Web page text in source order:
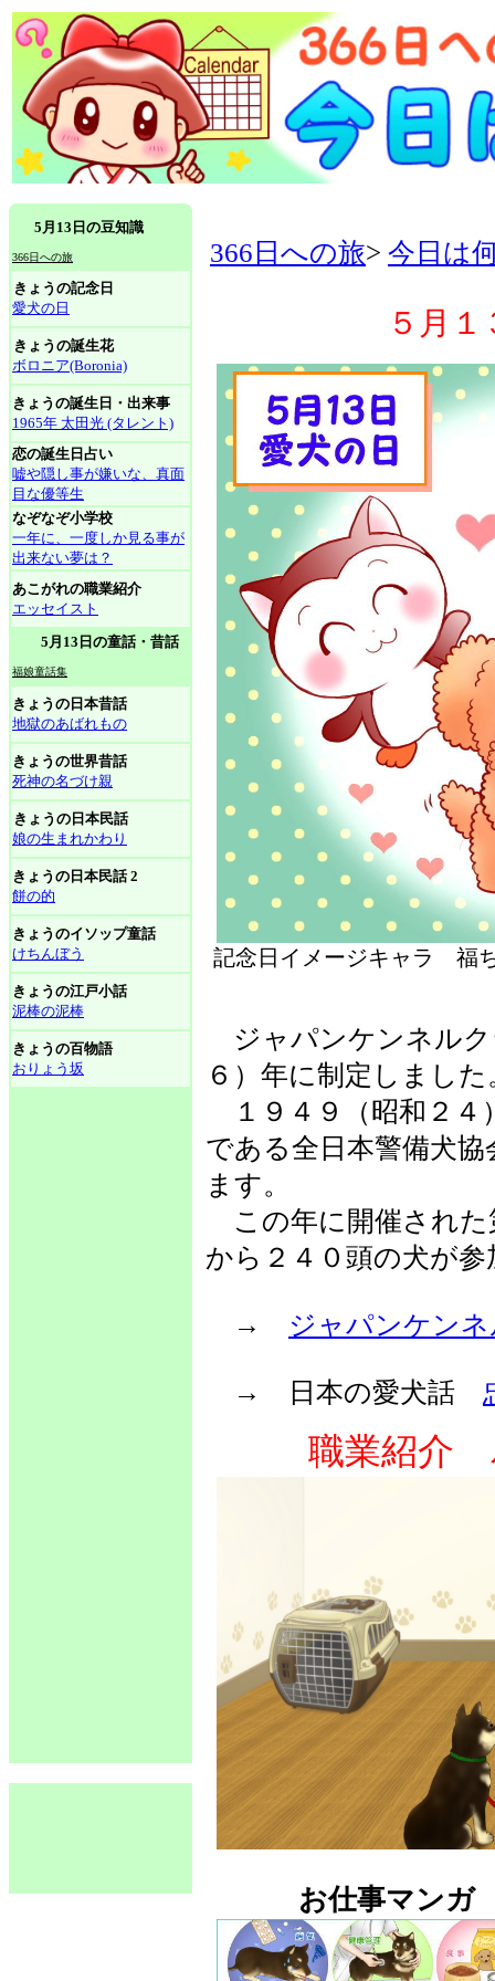
5月13日の豆知識
366日への旅
きょうの記念日
愛犬の日
きょうの誕生花
ボロニア(Boronia)
きょうの誕生日・出来事
1965年 太田光 (タレント)
恋の誕生日占い
嘘や隠し事が嫌いな、真面
目な優等生
なぞなぞ小学校
一年に、一度しか見る事が
出来ない夢は？
あこがれの職業紹介
エッセイスト
5月13日の童話・昔話
福娘童話集
きょうの日本昔話
地獄のあばれもの
きょうの世界昔話
死神の名づけ親
きょうの日本民話
娘の生まれかわり
きょうの日本民話 2
餅の的
きょうのイソップ童話
けちんぼう
きょうの江戸小話
泥棒の泥棒
きょうの百物語
おりょう坂
366日への旅> 今日は
５月
記念日イメージキャラ 福
ジャパンケンネルク
６）年に制定しました
１９４９（昭和２４
である全日本警備犬
ます。
この年に開催された
から２４０頭の犬が
→ ジャパンケン
→ 日本の愛犬話
職業紹介
お仕事マンガ